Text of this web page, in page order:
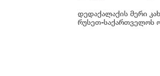
დედაქალაქის მერი
რუსეთ-საქართველოს